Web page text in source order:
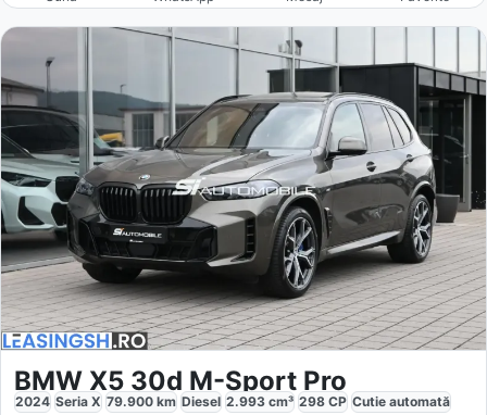
BMW X5 30d M-Sport Pro
2024 Seria X 79.900 km Diesel 2.993 cm³ 298 CP Cutie automată